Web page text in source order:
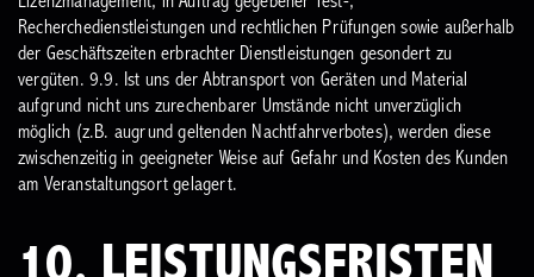
Recherchedienstleistungen und rechtlichen Prüfungen sowie außerhalb
der Geschäftszeiten erbrachter Dienstleistungen gesondert zu
vergüten. 9.9. Ist uns der Abtransport von Geräten und Material
aufgrund nicht uns zurechenbarer Umstände nicht unverzüglich
möglich (z.B. augrund geltenden Nachtfahrverbotes), werden diese
zwischenzeitig in geeigneter Weise auf Gefahr und Kosten des Kunden
am Veranstaltungsort gelagert.